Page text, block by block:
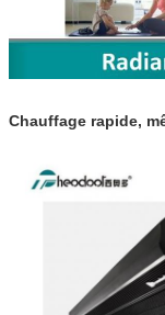
Chauffage rapide,